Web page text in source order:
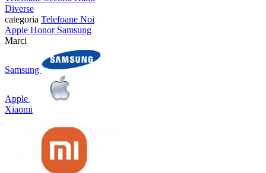
Diverse
categoria Telefoane Noi
Apple Honor Samsung
Marci
Samsung
Apple
Xiaomi